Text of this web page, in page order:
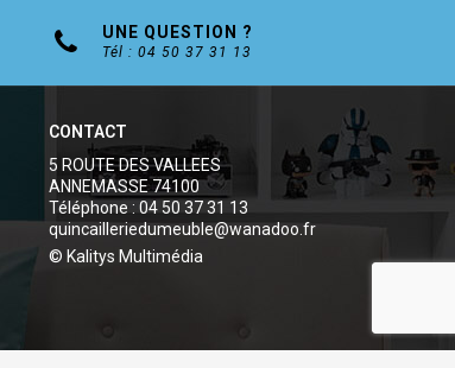
UNE QUESTION ?
Tél : 04 50 37 31 13
CONTACT
5 ROUTE DES VALLEES
ANNEMASSE 74100
Téléphone : 04 50 37 31 13
quincailleriedumeuble@wanadoo.fr
© Kalitys Multimédia